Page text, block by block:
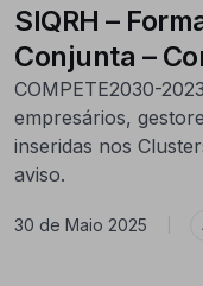
SIQRH –
Conjunta –
COMPETE2030-
empresários,
inseridas nos
aviso.
30 de Maio 2025